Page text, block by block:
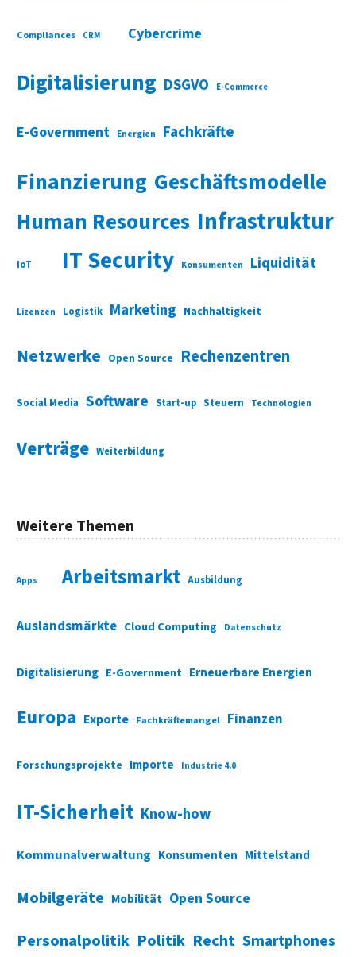
Compliances CRM Cybercrime
Digitalisierung DSGVO E-Commerce
E-Government Energien Fachkräfte
Finanzierung Geschäftsmodelle
Human Resources Infrastruktur
IoT IT Security Konsumenten Liquidität
Lizenzen Logistik Marketing Nachhaltigkeit
Netzwerke Open Source Rechenzentren
Social Media Software Start-up Steuern Technologien
Verträge Weiterbildung
Weitere Themen
Apps Arbeitsmarkt Ausbildung
Auslandsmärkte Cloud Computing Datenschutz
Digitalisierung E-Government Erneuerbare Energien
Europa Exporte Fachkräftemangel Finanzen
Forschungsprojekte Importe Industrie 4.0
IT-Sicherheit Know-how
Kommunalverwaltung Konsumenten Mittelstand
Mobilgeräte Mobilität Open Source
Personalpolitik Politik Recht Smartphones